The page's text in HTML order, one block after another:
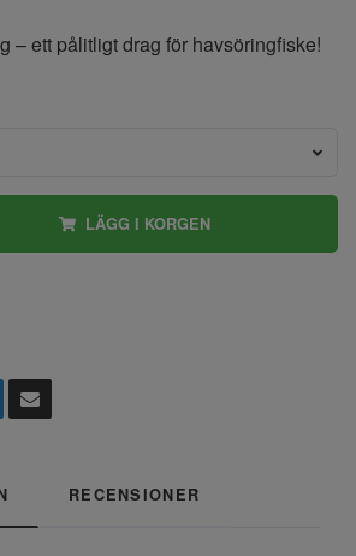
– ett pålitligt drag för havsöringfiske!
LÄGG I KORGEN
RECENSIONER